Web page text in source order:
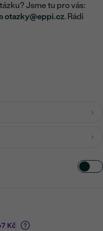
Jsme tu pro vás:
otazky@eppi.cz. Rádi